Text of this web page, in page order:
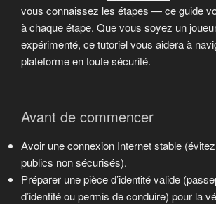
vous connaissez les étapes — ce guide
à chaque étape. Que vous soyez un
expérimenté, ce tutoriel vous aidera à
plateforme en toute sécurité.
Avant de commencer
Avoir une connexion Internet stable
publics non sécurisés).
Préparer une pièce d’identité valide
d’identité ou permis de conduire) pour la